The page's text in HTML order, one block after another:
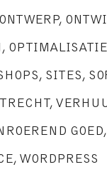
ONTWERP,
, OPTIMALISATIE
, SITES,
,
GOED,
, WORDPRESS